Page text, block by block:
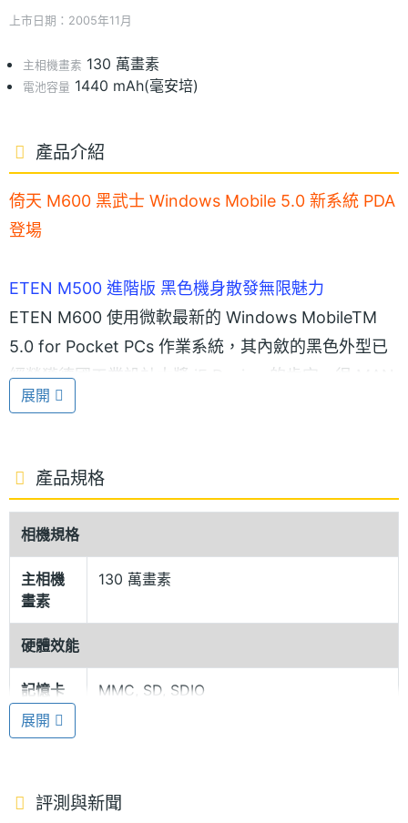
上市日期：2005年11月
主相機畫素 130 萬畫素
電池容量 1440 mAh(毫安培)
產品介紹
倚天 M600 黑武士 Windows Mobile 5.0 新系統 PDA
登場
ETEN M500 進階版 黑色機身散發無限魅力
ETEN M600 使用微軟最新的 Windows MobileTM
5.0 for Pocket PCs 作業系統，其內斂的黑色外型已
經榮獲德國工業設計大獎 iF Design 的肯定，很 MAN
的味道，應該也讓國內不少男性朋友為之心動。而其
通訊軟體，使用無線網路就可以講免費的網路電話
智慧型操作以及效率高的軟體表現
ETEN M600 只要按一個按鍵，常用功能盡在眼前，
也就是「智慧小管家」的功能，進化版的電話簿快速
搜尋，可單鍵切換 4 種排序模式(常用/英文/漢字/一
般)，聲控電話及操作，最適合開車時使用，及內建的
Pocket Outlook（行事曆, 工作, 聯絡人, 收件匣）,
Windows MediaTM Player 10, 圖片, 記事, 錄音,
展開
產品規格
相機規格
主相機
畫素
130 萬畫素
硬體效能
記憶卡 MMC, SD, SDIO
電池容
展開
評測與新聞